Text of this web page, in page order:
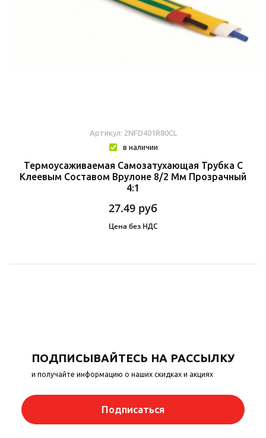
Артикул: 2NFD401R80CL
в наличии
Термоусаживаемая Самозатухающая Трубка C
Клеевым Составом Врулоне 8/2 Мм Прозрачный
4:1
27.49 руб
Цена без НДС
ПОДПИСЫВАЙТЕСЬ НА РАССЫЛКУ
и получайте информацию о наших скидках и акциях
Подписаться